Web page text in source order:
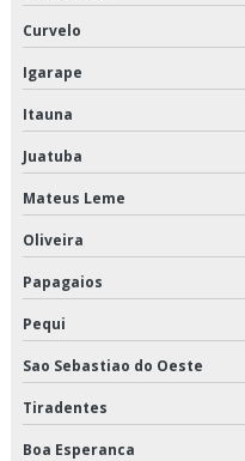
Empresa de transporte de
Empresa de transporte de
Empresa de transporte de
Empresa de transporte de
Empresa de transporte de
Empresa de transporte de
Empresa de transporte de
Empresa de transporte de
Curvelo
Igarape
Itauna
Juatuba
Mateus Leme
Oliveira
Papagaios
Pequi
Sao Sebastiao do Oeste
Tiradentes
Boa Esperanca